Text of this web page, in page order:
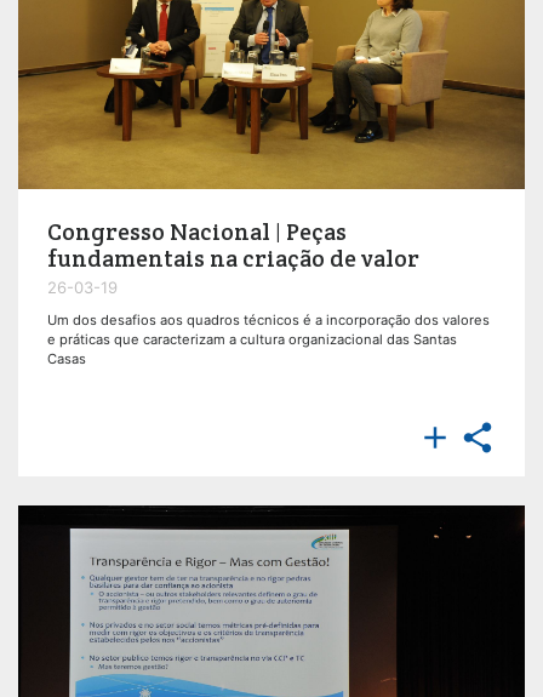
Congresso Nacional | Peças
fundamentais na criação de valor
26-03-19
Um dos desafios aos quadros técnicos é a incorporação dos valores
e práticas que caracterizam a cultura organizacional das Santas
Casas
 